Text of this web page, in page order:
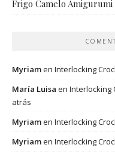
Frigo Camelo Amigurumi
Myriamen Interlocking
María Luisa en Interlocking
atrás
Myriamen Interlocking
Myriamen Interlocking